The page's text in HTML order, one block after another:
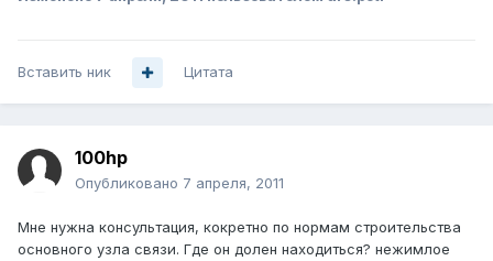
Вставить ник Цитата
100hp
Опубликовано 7 апреля, 2011
Мне нужна консультация, кокретно по нормам строительства
основного узла связи. Где он долен находиться? нежимлое